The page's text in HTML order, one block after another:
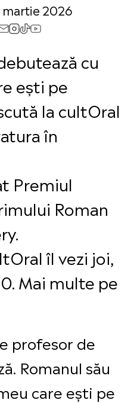
2026
cu
ești pe
la cultOral
în
Premiul
Roman
îl vezi joi,
Mai multe pe
profesor de
Romanul său
care ești pe